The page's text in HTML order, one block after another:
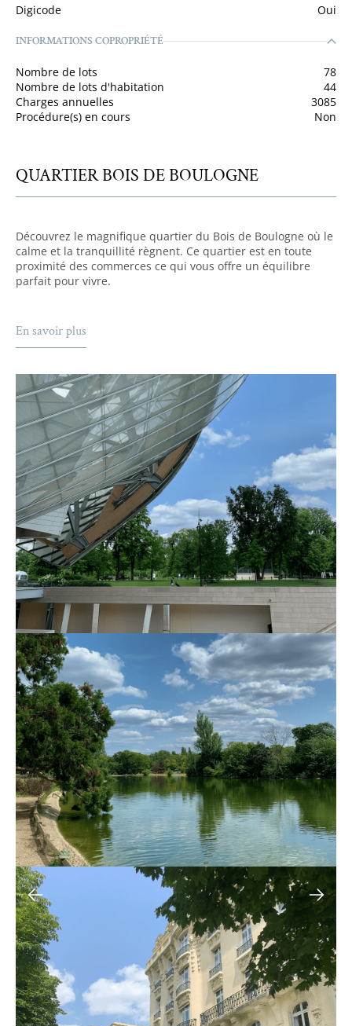
Digicode
Oui
INFORMATIONS COPROPRIÉTÉ
Nombre de lots
78
Nombre de lots d'habitation
44
Charges annuelles
3085
Procédure(s) en cours
Non
QUARTIER BOIS DE BOULOGNE
Découvrez le magnifique quartier du Bois de Boulogne où le
calme et la tranquillité règnent. Ce quartier est en toute
proximité des commerces ce qui vous offre un équilibre
parfait pour vivre.
En savoir plus